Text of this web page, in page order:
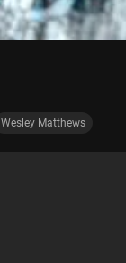
Wesley Matthews